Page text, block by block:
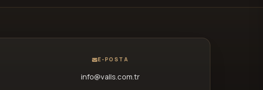
E-POSTA
info@valls.com.tr